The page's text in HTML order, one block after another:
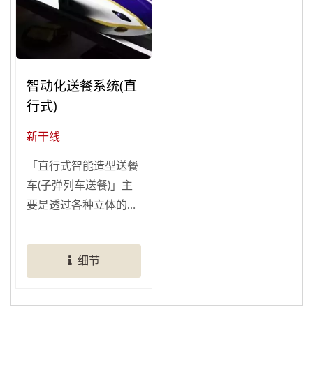
智动化送餐系统(直
行式)
新干线
「直行式智能造型送餐
车(子弹列车送餐)」主
要是透过各种立体的车
除了充满酷炫时尚、可
爱趣味等特点，这些造
讨论度以及科技感，更
细节